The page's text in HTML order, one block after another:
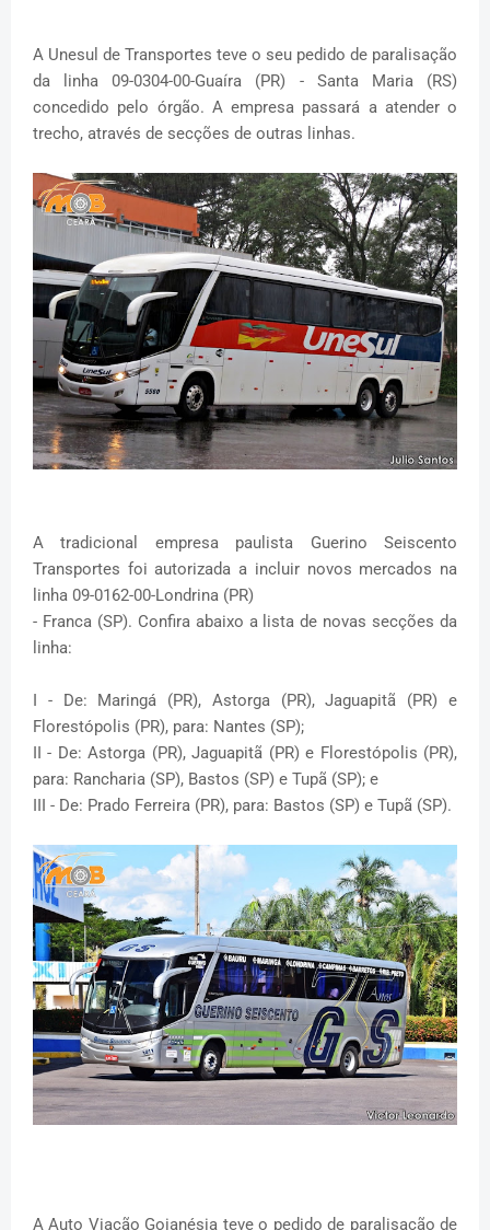
A Unesul de Transportes teve o seu pedido de paralisação
da linha 09-0304-00-Guaíra (PR) - Santa Maria (RS)
concedido pelo órgão. A empresa passará a atender o
trecho, através de secções de outras linhas.
A tradicional empresa paulista Guerino Seiscento
Transportes foi autorizada a incluir novos mercados na
linha 09-0162-00-Londrina (PR)
- Franca (SP). Confira abaixo a lista de novas secções da
linha:
I - De: Maringá (PR), Astorga (PR), Jaguapitã (PR) e
Florestópolis (PR), para: Nantes (SP);
II - De: Astorga (PR), Jaguapitã (PR) e Florestópolis (PR),
para: Rancharia (SP), Bastos (SP) e Tupã (SP); e
III - De: Prado Ferreira (PR), para: Bastos (SP) e Tupã (SP).
A Auto Viação Goianésia teve o pedido de paralisação de